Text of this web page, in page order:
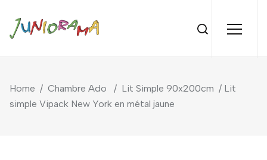
Home / Chambre Ado / Lit Simple 90x200cm / Lit
simple Vipack New York en métal jaune